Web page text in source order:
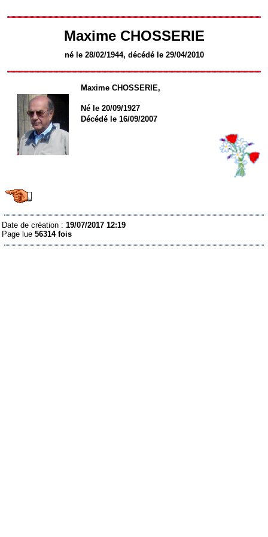
Maxime CHOSSERIE
né le 28/02/1944, décédé le 29/04/2010
Maxime CHOSSERIE,
Né le 20/09/1927
Décédé le 16/09/2007
Date de création :19/07/2017 12:19
Page lue56314 fois